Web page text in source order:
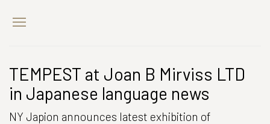
TEMPEST at Joan B Mirviss LTD
in Japanese language news
NY Japion announces latest exhibition of